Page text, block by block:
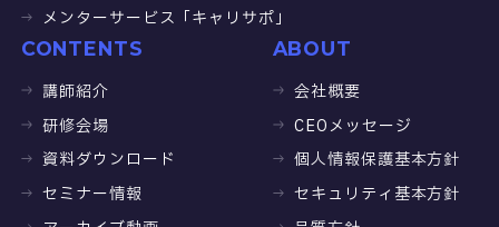
メンターサービス「キャリサポ」
CONTENTS
講師紹介
研修会場
資料ダウンロード
セミナー情報
ABOUT
会社概要
CEOメッセージ
個人情報保護基本方針
セキュリティ基本方針